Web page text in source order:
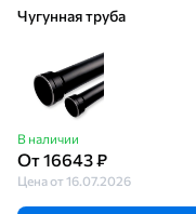
Чугунная труба
В наличии
От 16643 ₽
Цена от 16.07.2026